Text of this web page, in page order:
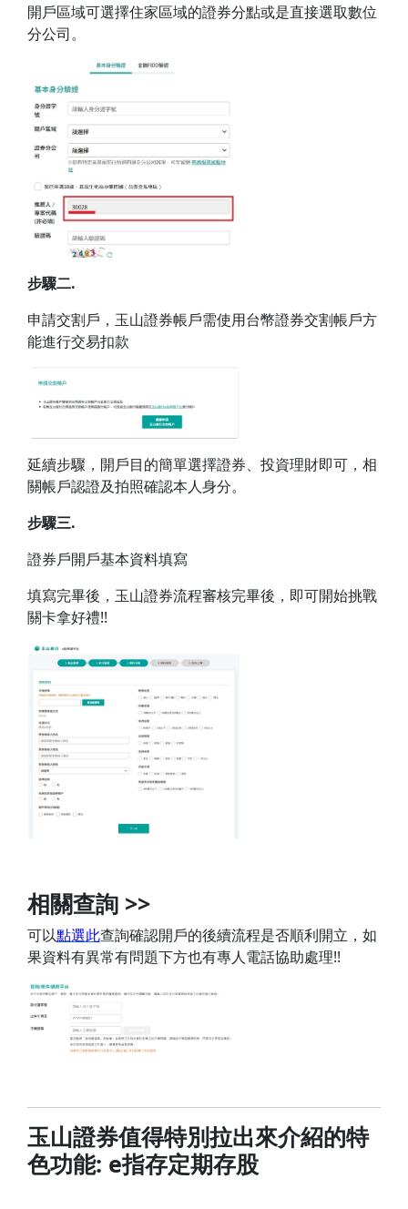
開戶區域可選擇住家區域的證券分點或是直接選取數位
分公司。
步驟二.
申請交割戶，玉山證券帳戶需使用台幣證券交割帳戶方
能進行交易扣款
延續步驟，開戶目的簡單選擇證券、投資理財即可，相
關帳戶認證及拍照確認本人身分。
步驟三.
證券戶開戶基本資料填寫
填寫完畢後，玉山證券流程審核完畢後，即可開始挑戰
關卡拿好禮!!
相關查詢 >>
可以點選此查詢確認開戶的後續流程是否順利開立，如
果資料有異常有問題下方也有專人電話協助處理!!
玉山證券值得特別拉出來介紹的特
色功能: e指存定期存股